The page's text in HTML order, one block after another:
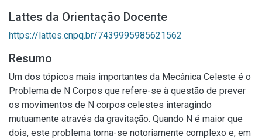
Lattes da Orientação Docente
https://lattes.cnpq.br/7439995985621562
Resumo
Um dos tópicos mais importantes da Mecânica Celeste é o
Problema de N Corpos que refere-se à questão de prever
os movimentos de N corpos celestes interagindo
mutuamente através da gravitação. Quando N é maior que
dois, este problema torna-se notoriamente complexo e, em